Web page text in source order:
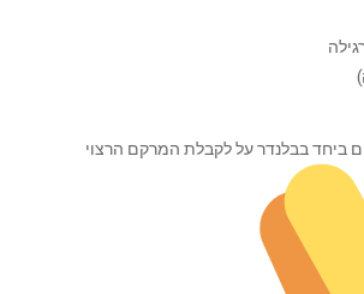
ביחד בבלנדר על לקבלת המרקם הרצוי